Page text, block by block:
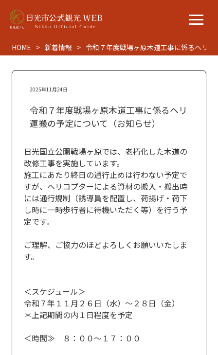
HOME 新着情報 令和７年度戦場ヶ原木道工事に係るヘリ
2025年11月24日
令和７年度戦場ヶ原木道工事に係るヘリ
運搬の予定について（お知らせ）
日光国立公園戦場ヶ原では、老朽化した木道の
改修工事を実施しています。
施工にあたり終日の通行止めは行わない予定で
すが、ヘリコプターによる資材の搬入・搬出時
には通行規制（誘導員を配置し、荷揚げ・荷下
し時に一時歩行者に待機いただく等）を行う予
定です。
ご理解、ご協力のほどよろしくお願いいたしま
す。
＜スケジュール＞
令和７年１１月２６日（水）～２８日（金）
＊上記期間の内１日程度を予定
＜時間≫ ８：００～１７：００